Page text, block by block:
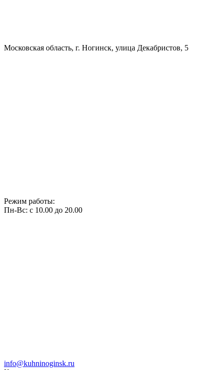
Московская область, г. Ногинск, улица Декабристов, 5
Режим работы:
Пн-Вс: с 10.00 до 20.00
info@kuhninoginsk.ru